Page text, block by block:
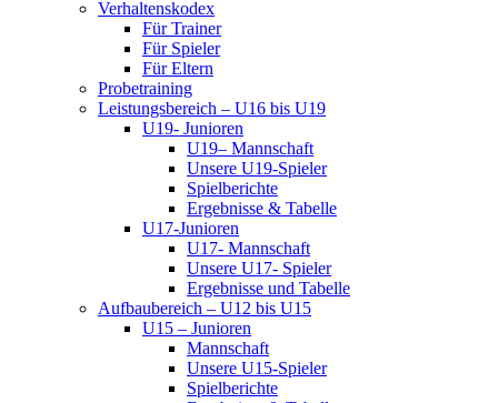
Verhaltenskodex
Für Trainer
Für Spieler
Für Eltern
Probetraining
Leistungsbereich – U16 bis U19
U19- Junioren
U19– Mannschaft
Unsere U19-Spieler
Spielberichte
Ergebnisse & Tabelle
U17-Junioren
U17- Mannschaft
Unsere U17- Spieler
Ergebnisse und Tabelle
Aufbaubereich – U12 bis U15
U15 – Junioren
Mannschaft
Unsere U15-Spieler
Spielberichte